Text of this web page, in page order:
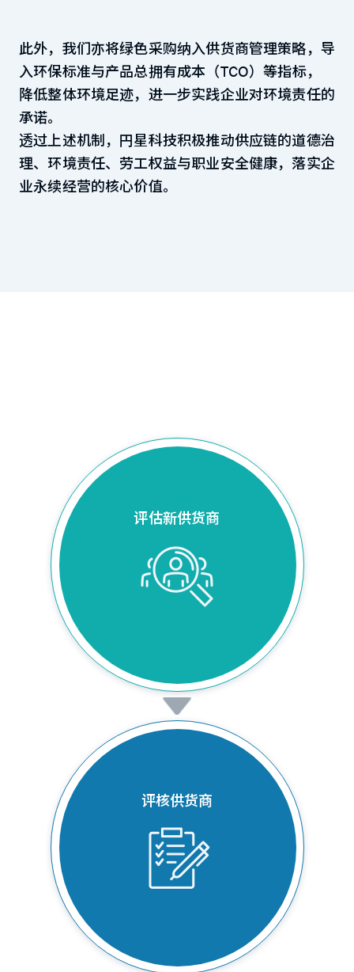
此外，我们亦将绿色采购纳入供货商管理策略，导
入环保标准与产品总拥有成本（TCO）等指标，
降低整体环境足迹，进一步实践企业对环境责任的
承诺。
透过上述机制，円星科技积极推动供应链的道德治
理、环境责任、劳工权益与职业安全健康，落实企
业永续经营的核心价值。
评估新供货商
评核供货商